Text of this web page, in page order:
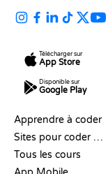
Télécharger sur
App Store
Disponible sur
Google Play
Apprendre à coder
Sites pour coder gratuitement
Tous les cours